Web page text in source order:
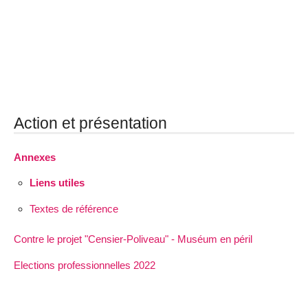
Action et présentation
Annexes
Liens utiles
Textes de référence
Contre le projet "Censier-Poliveau" - Muséum en péril
Elections professionnelles 2022